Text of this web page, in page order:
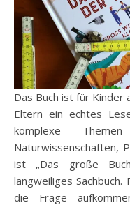
Das Buch ist für Kinder
Eltern ein echtes
komplexe
Naturwissenschaften,
ist „Das große
langweiliges Sachbuch.
die Frage